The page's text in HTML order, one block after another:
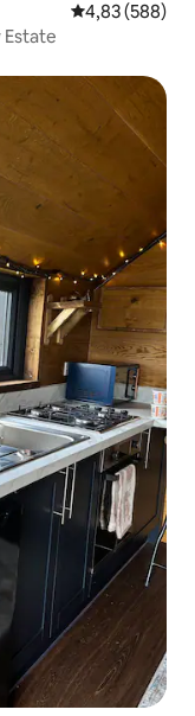
4,83 de uma
4,83 (588)
Estate